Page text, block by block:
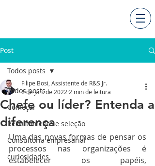
Post
Todos posts
Começar
Recrutamento e seleção
Consultoria empresarial
curiosidades
Todos posts
Chefe ou líder? Entenda a
diferença
Filipe Bosi, Assistente de R&S Jr.
6 de jan. de 2022 2 min de leitura
Uma das novas formas de pensar os
processos nas organizações é
estabelecer os papéis,